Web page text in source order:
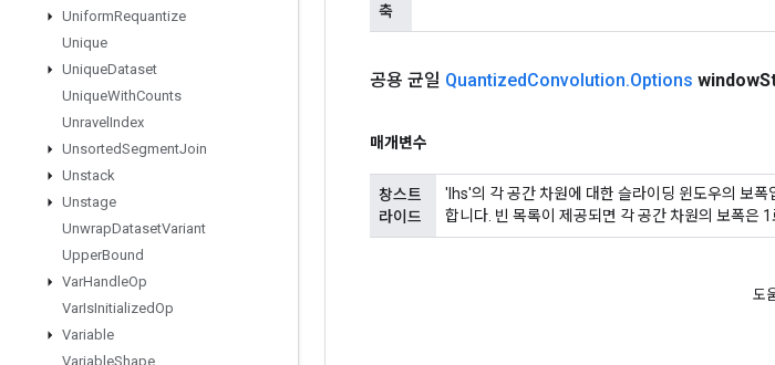
UniformRequantize
Unique
UniqueDataset
UniqueWithCounts
Unravel Index
UnsortedSegmentJoin
Unstack
Unstage
UnwrapDatasetVariant
UpperBound
VarHandleOp
VarIsInitializedOp
Variable
VariableShape
축
공용 균일 QuantizedConvolution.Options window
매개변수
창스트
라이드
'lhs'의 각 공간 차원에 대한 슬라이딩 윈도우의 보
합니다. 빈 목록이 제공되면 각 공간 차원의 보폭은 1
도